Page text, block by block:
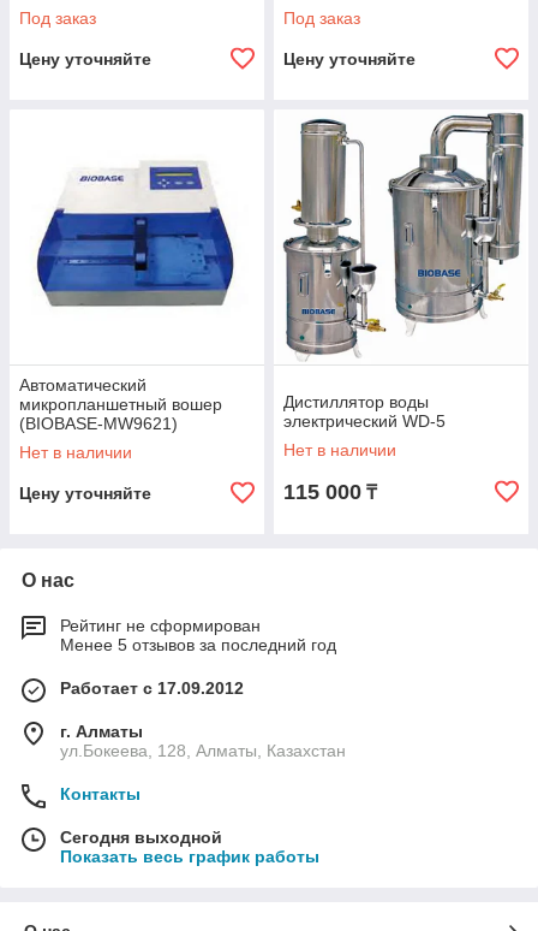
Под заказ
Цену уточняйте
Под заказ
Цену уточняйте
Автоматический
микропланшетный вошер
(BIOBASE-MW9621)
Нет в наличии
Цену уточняйте
Дистиллятор воды
электрический WD-5
Нет в наличии
115 000 ₸
О нас
Рейтинг не сформирован
Менее 5 отзывов за последний год
Работает с 17.09.2012
г. Алматы
ул.Бокеева, 128, Алматы, Казахстан
Контакты
Сегодня выходной
Показать весь график работы